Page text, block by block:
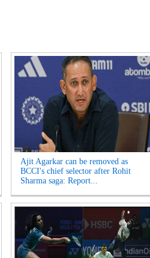
Ajit Agarkar can be removed as
BCCI's chief selector after Rohit
Sharma saga: Report...